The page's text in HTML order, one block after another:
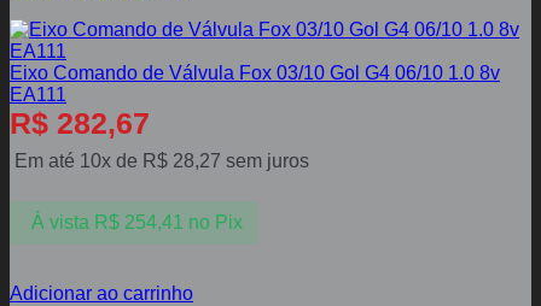
Eixo Comando de Válvula Fox 03/10 Gol G4 06/10 1.0 8v
EA111
R$ 282,67
Em até 10x de R$ 28,27 sem juros
À vista R$254,41 no Pix
Adicionar ao carrinho